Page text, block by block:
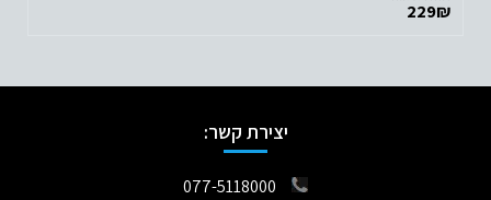
19V 2.1A 40W
229₪
יצירת קשר:
077-5118000